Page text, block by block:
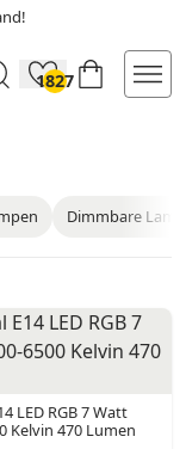
1827
Dimmbare
LED RGB 7 Watt
Kelvin 470 Lumen